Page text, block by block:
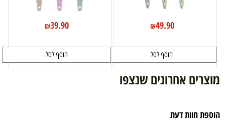
₪49.90
הוסף לסל
₪39.90
הוסף לסל
מוצרים אחרונים שנצפו
הוספת חוות דעת